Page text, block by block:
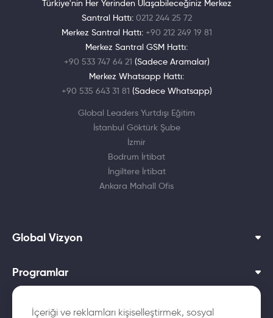
İçeriği ve reklamları kişiselleştirmek, sosyal
Türkiye'nin Her Yerinden Ulaşabileceğiniz Merkez
Santral Hattı: 0212 244 25 72
Merkez Santral Hattı: +90 212 249 19 81
Merkez Santral GSM Hattı:
+90 533 747 64 21 (Sadece Aramalar)
Merkez Whatsapp Hattı:
+90 535 643 31 81 (Sadece Whatsapp)
Global Leaders Yurtdışı Eğitim
İstanbul Göktürk Şube
İzmir
Bodrum İrtibat
İngiltere İrtibat
Ankara Mahall Ofis
Global Vizyon
Programlar
Dil Okulları